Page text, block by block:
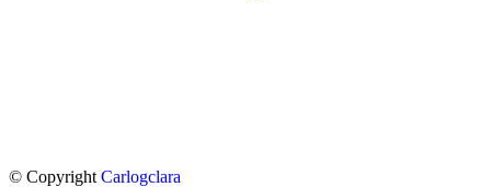
© Copyright Carlogclara